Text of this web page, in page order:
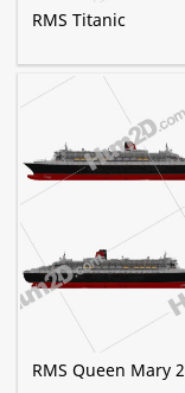
RMS Titanic
RMS Queen Mary 2